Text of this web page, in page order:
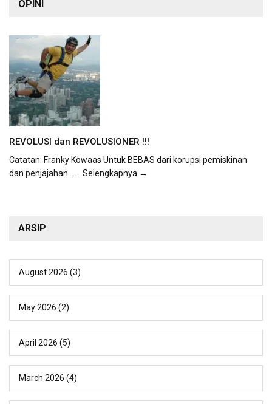
OPINI
REVOLUSI dan REVOLUSIONER !!!
Catatan: Franky Kowaas Untuk BEBAS dari korupsi pemiskinan
dan penjajahan...
... Selengkapnya →
ARSIP
August 2026 (3)
May 2026 (2)
April 2026 (5)
March 2026 (4)